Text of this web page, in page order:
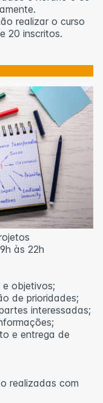
realizar o curso
20 inscritos.
às 22h
e objetivos;
de prioridades;
interessadas;
e entrega de
realizadas com